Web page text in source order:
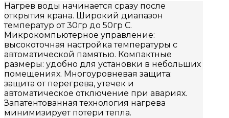
Нагрев воды начинается сразу после
открытия крана. Широкий диапазон
температур от 30гр до 50гр C.
Микрокомпьютерное управление:
высокоточная настройка температуры с
автоматической памятью. Компактные
размеры: удобно для установки в небольших
помещениях. Многоуровневая защита:
защита от перегрева, утечек и
автоматическое отключение при авариях.
Запатентованная технология нагрева
минимизирует потери тепла.